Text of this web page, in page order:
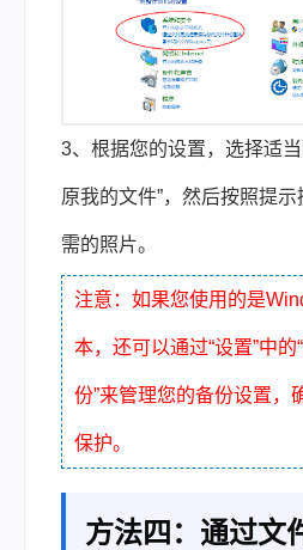
3、根据您的设置，选择适
原我的文件”，然后按照提
需的照片。
注意：如果您使用的是
本，还可以通过“设置”中的
份”来管理您的备份设置，
保护。
方法四：通过文